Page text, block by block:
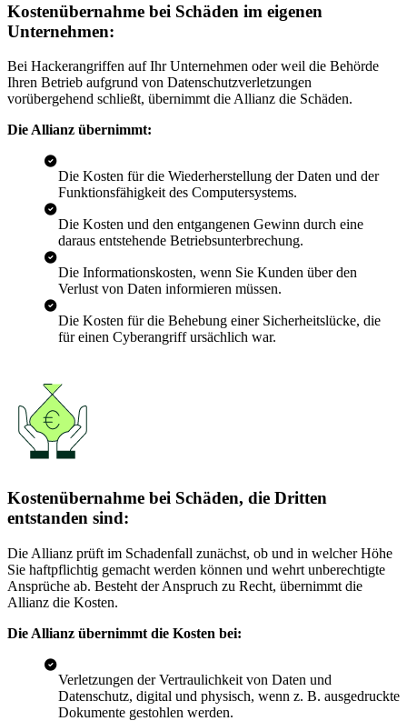
Kostenübernahme bei Schäden im eigenen
Unternehmen:
Bei Hackerangriffen auf Ihr Unternehmen oder weil die Behörde
Ihren Betrieb aufgrund von Datenschutzverletzungen
vorübergehend schließt, übernimmt die Allianz die Schäden.
Die Allianz übernimmt:
Die Kosten für die Wiederherstellung der Daten und der
Funktionsfähigkeit des Computersystems.
Die Kosten und den entgangenen Gewinn durch eine
daraus entstehende Betriebsunterbrechung.
Die Informationskosten, wenn Sie Kunden über den
Verlust von Daten informieren müssen.
Die Kosten für die Behebung einer Sicherheitslücke, die
für einen Cyberangriff ursächlich war.
Kostenübernahme bei Schäden, die Dritten
entstanden sind:
Die Allianz prüft im Schadenfall zunächst, ob und in welcher Höhe
Sie haftpflichtig gemacht werden können und wehrt unberechtigte
Ansprüche ab. Besteht der Anspruch zu Recht, übernimmt die
Allianz die Kosten.
Die Allianz übernimmt die Kosten bei:
Verletzungen der Vertraulichkeit von Daten und
Datenschutz, digital und physisch, wenn z. B. ausgedruckte
Dokumente gestohlen werden.